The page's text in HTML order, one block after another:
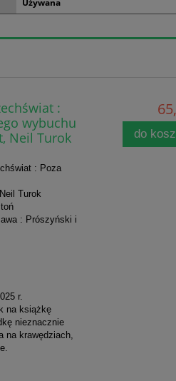
:
wybuchu
Neil Turok
: Poza
Turok
: Prószyński i
r.
na książkę
nieznacznie
na krawędziach,
do